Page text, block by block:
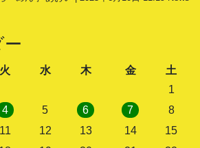
火 水 木 金
土
1
4 5 6 7
8
11 12 13 14
15